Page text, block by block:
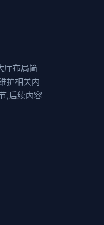
厅布局简
护相关内
,后续内容